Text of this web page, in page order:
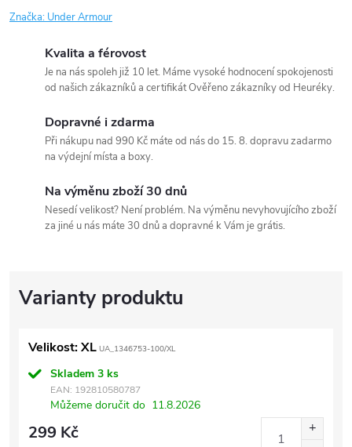
Značka: Under Armour
Kvalita a férovost
Je na nás spoleh již 10 let. Máme vysoké hodnocení spokojenosti
od našich zákazníků a certifikát Ověřeno zákazníky od Heuréky.
Dopravné i zdarma
Při nákupu nad 990 Kč máte od nás do 15. 8. dopravu zadarmo
na výdejní místa a boxy.
Na výměnu zboží 30 dnů
Nesedí velikost? Není problém. Na výměnu nevyhovujícího zboží
za jiné u nás máte 30 dnů a dopravné k Vám je grátis.
Velikost: XL UA_1346753-100/XL
Skladem 3 ks
EAN: 192810580787
Můžeme doručit do 11.8.2026
299 Kč